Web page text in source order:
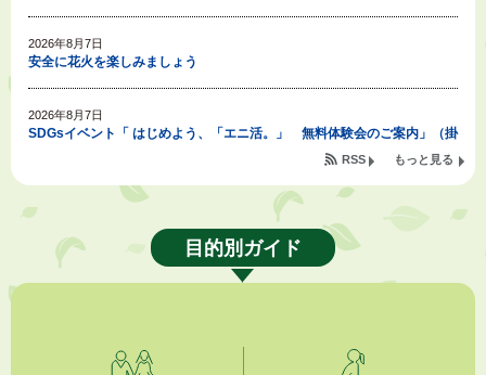
2026年8月7日
安全に花火を楽しみましょう
2026年8月7日
SDGsイベント「 はじめよう、「エニ活。」 無料体験会のご案内」（掛
「掛川の教育<統計書>」について
就職・転職相談会のご案内
もっと見る
RSS
目的別ガイド